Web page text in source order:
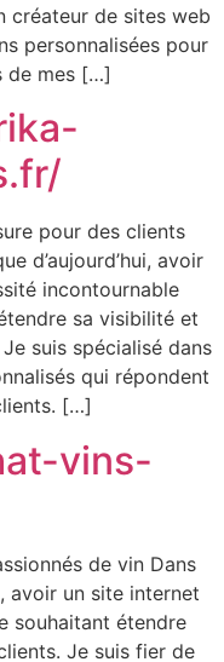
créateur de sites web
personnalisées pour
de mes […]
pour des clients
d’aujourd’hui, avoir
incontournable
sa visibilité et
suis spécialisé dans
qui répondent
[…]
vins-
de vin Dans
avoir un site internet
souhaitant étendre
Je suis fier de